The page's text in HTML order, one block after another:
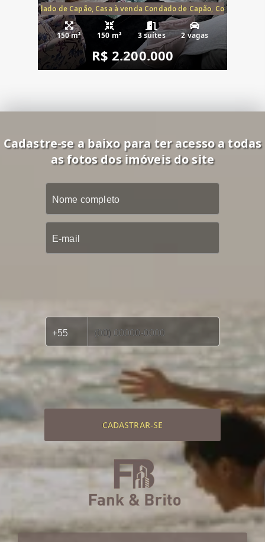
Condado de Capão, Casa à venda Condado de Capão, Condomínio
150 m² 150 m² 3 suítes 2 vagas
R$ 2.200.000
Cadastre-se a baixo para ter acesso a todas
as fotos dos imóveis do site
CADASTRAR-SE